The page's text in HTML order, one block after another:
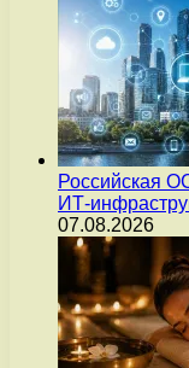
Российская
ИТ-
07.08.2026